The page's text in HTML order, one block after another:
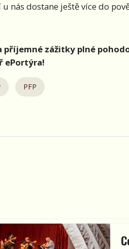
nás dostane ještě více do
příjemné zážitky plné
ePortýra!
PFP
Porta Fest / Štafeta PFP 2025